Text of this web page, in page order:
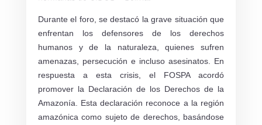
Durante el foro, se destacó la grave situación que
enfrentan los defensores de los derechos
humanos y de la naturaleza, quienes sufren
amenazas, persecución e incluso asesinatos. En
respuesta a esta crisis, el FOSPA acordó
promover la Declaración de los Derechos de la
Amazonía. Esta declaración reconoce a la región
amazónica como sujeto de derechos, basándose